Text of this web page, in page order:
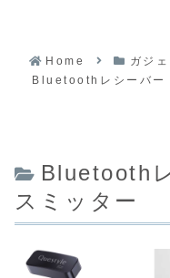
Home ガジェ
Bluetoothレシーバー
Bluetooth
スミッター